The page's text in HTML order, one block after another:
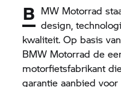
B MW Motorrad
design,
kwaliteit. Op basis
BMW Motorrad de
motorfietsfabrikant
garantie aanbied